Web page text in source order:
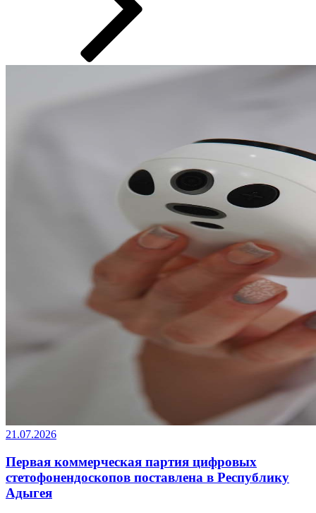
21.07.2026
Первая коммерческая партия цифровых
стетофонендоскопов поставлена в Республику
Адыгея